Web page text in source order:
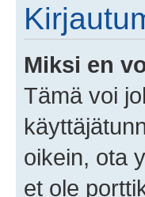
Miksi en
Tämä voi
oikein, ota
et ole